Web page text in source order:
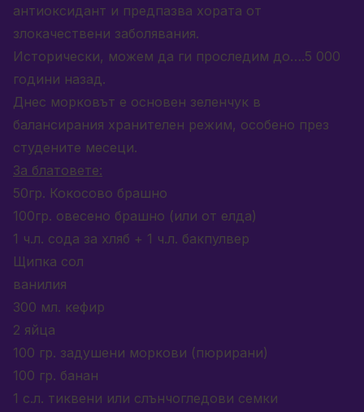
антиоксидант и предпазва хората от
злокачествени заболявания.
Исторически, можем да ги проследим до….5 000
години назад.
Днес морковът е основен зеленчук в
балансирания хранителен режим, особено през
студените месеци.
За блатовете:
50гр. Кокосово брашно
100гр. овесено брашно (или от елда)
1 ч.л. сода за хляб + 1 ч.л. бакпулвер
Щипка сол
ванилия
300 мл. кефир
2 яйца
100 гр. задушени моркови (пюрирани)
100 гр. банан
1 с.л. тиквени или слънчогледови семки